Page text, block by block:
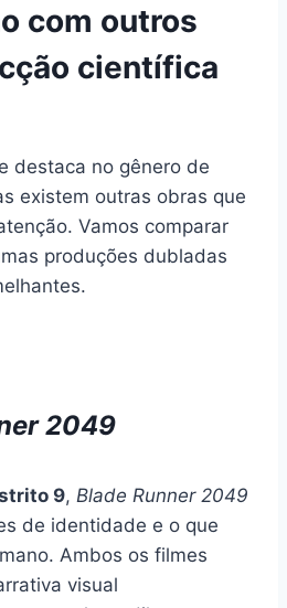
com outros
científica
destaca no gênero de
existem outras obras que
Vamos comparar
produções dubladas
2049
9, Blade Runner 2049
de identidade e o que
Ambos os filmes
visual